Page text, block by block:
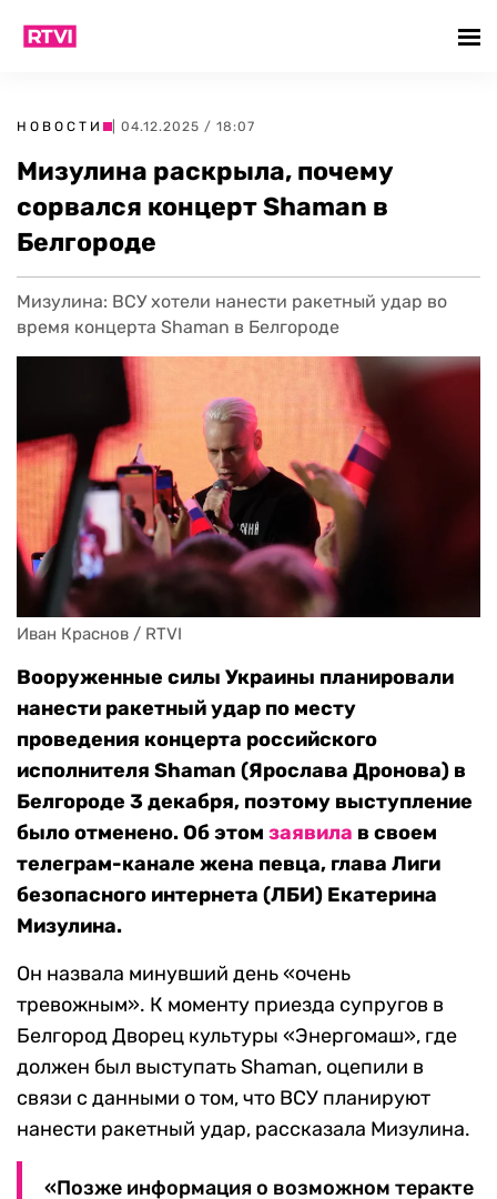
НОВОСТИ | 04.12.2025 / 18:07
Мизулина раскрыла, почему
сорвался концерт Shaman в
Белгороде
Мизулина: ВСУ хотели нанести ракетный удар во
время концерта Shaman в Белгороде
Иван Краснов / RTVI
Вооруженные силы Украины планировали
нанести ракетный удар по месту
проведения концерта российского
исполнителя Shaman (Ярослава Дронова) в
Белгороде 3 декабря, поэтому выступление
было отменено. Об этом заявила в своем
телеграм-канале жена певца, глава Лиги
безопасного интернета (ЛБИ) Екатерина
Мизулина.
Он назвала минувший день «очень
тревожным». К моменту приезда супругов в
Белгород Дворец культуры «Энергомаш», где
должен был выступать Shaman, оцепили в
связи с данными о том, что ВСУ планируют
нанести ракетный удар, рассказала Мизулина.
«Позже информация о возможном теракте